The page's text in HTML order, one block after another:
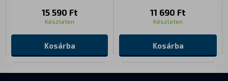
15 590 Ft
Készleten
Kosárba
11 690 Ft
Készleten
Kosárba